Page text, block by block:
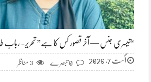
“تیسری جنس — آخر قصور کس کا ہے” تحریر- رباب
اگست 7, 2026 0 تبصرے 3 مناظر